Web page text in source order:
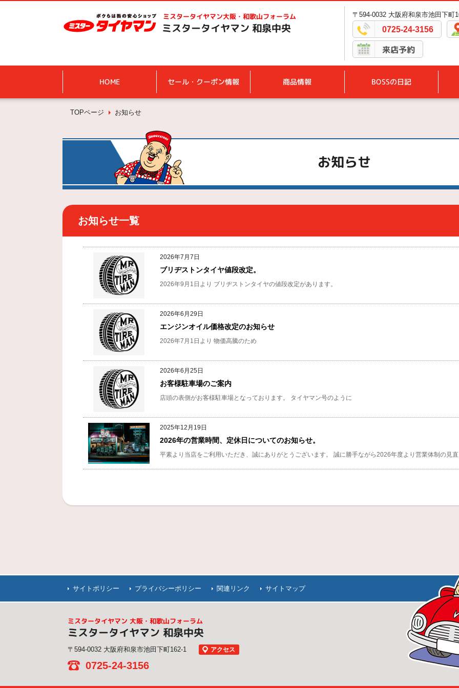
ミスタータイヤマン大阪・和歌山フォーラム
ミスタータイヤマン 和泉中央
〒594-0032 大阪府和泉市池田下町
0725-24-3156
来店予約
HOME セール・クーポン情報 商品情報 BOSSの日記
TOPページ お知らせ
お知らせ
お知らせ一覧
2026年7月7日
ブリヂストンタイヤ値段改定。
2026年9月1日より ブリヂストンタイヤの値段改定があります。
2026年6月29日
エンジンオイル価格改定のお知らせ
2026年7月1日より 物価高騰のため
2026年6月25日
お客様駐車場のご案内
店頭の表側がお客様駐車場となっております。 タイヤマン号のように
2025年12月19日
2026年の営業時間、定休日についてのお知らせ。
平素より当店をご利用いただき、誠にありがとうございます。 誠に勝手ながら2026年度より営業体制の見直
サイトポリシー プライバシーポリシー 関連リンク サイトマップ
ミスタータイヤマン 大阪・和歌山フォーラム
ミスタータイヤマン 和泉中央
〒594-0032 大阪府和泉市池田下町162-1 アクセス
0725-24-3156